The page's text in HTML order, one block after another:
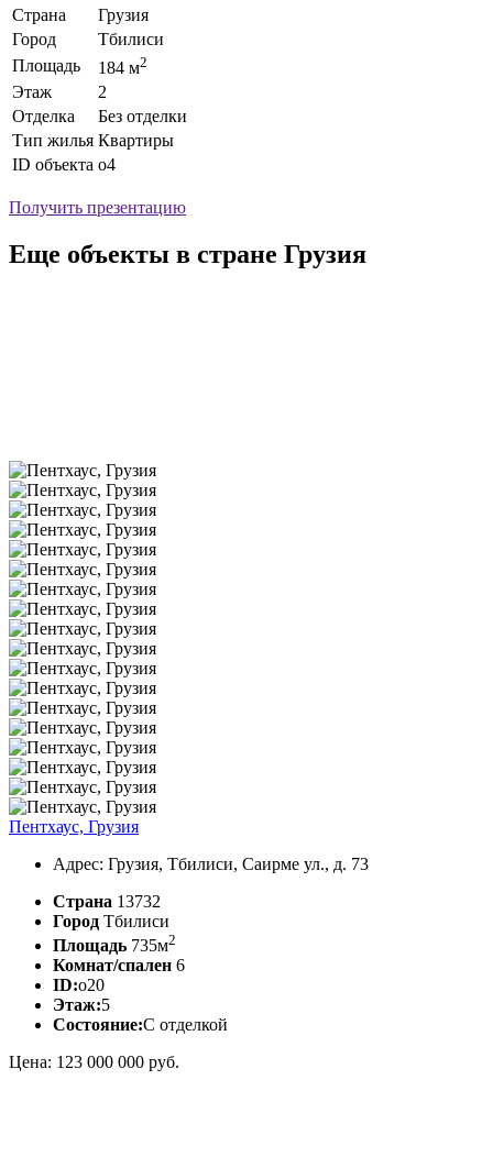
Страна
Грузия
Город
Тбилиси
Площадь
184 м2
Этаж
2
Отделка
Без отделки
Тип жилья Квартиры
ID объекта o4
Получить презентацию
Еще объекты в стране Грузия
Пентхаус, Грузия
Адрес: Грузия, Тбилиси, Саирме ул., д. 73
Страна 13732
Город Тбилиси
Площадь 735м2
Комнат/спален 6
ID:o20
Этаж:5
Состояние:С отделкой
Цена: 123 000 000 руб.